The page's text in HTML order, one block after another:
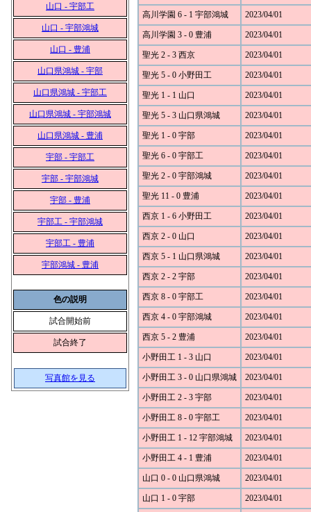
山口 - 宇部工
山口 - 宇部鴻城
山口 - 豊浦
山口県鴻城 - 宇部
山口県鴻城 - 宇部工
山口県鴻城 - 宇部鴻城
山口県鴻城 - 豊浦
宇部 - 宇部工
宇部 - 宇部鴻城
宇部 - 豊浦
宇部工 - 宇部鴻城
宇部工 - 豊浦
宇部鴻城 - 豊浦
色の説明
試合開始前
試合終了
写真館を見る
高川学園 6 - 1 宇部鴻城 2023/04/01
高川学園 3 - 0 豊浦 2023/04/01
聖光 2 - 3 西京 2023/04/01
聖光 5 - 0 小野田工 2023/04/01
聖光 1 - 1 山口 2023/04/01
聖光 5 - 3 山口県鴻城 2023/04/01
聖光 1 - 0 宇部 2023/04/01
聖光 6 - 0 宇部工 2023/04/01
聖光 2 - 0 宇部鴻城 2023/04/01
聖光 11 - 0 豊浦 2023/04/01
西京 1 - 6 小野田工 2023/04/01
西京 2 - 0 山口 2023/04/01
西京 5 - 1 山口県鴻城 2023/04/01
西京 2 - 2 宇部 2023/04/01
西京 8 - 0 宇部工 2023/04/01
西京 4 - 0 宇部鴻城 2023/04/01
西京 5 - 2 豊浦 2023/04/01
小野田工 1 - 3 山口 2023/04/01
小野田工 3 - 0 山口県鴻城 2023/04/01
小野田工 2 - 3 宇部 2023/04/01
小野田工 8 - 0 宇部工 2023/04/01
小野田工 1 - 12 宇部鴻城 2023/04/01
小野田工 4 - 1 豊浦 2023/04/01
山口 0 - 0 山口県鴻城 2023/04/01
山口 1 - 0 宇部 2023/04/01